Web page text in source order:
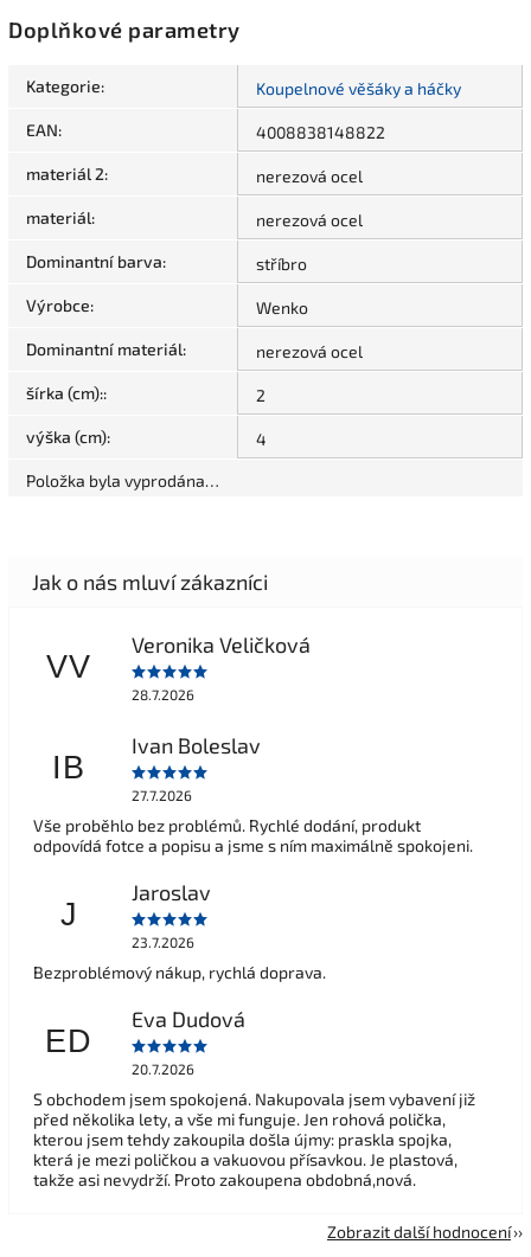
Doplňkové parametry
Kategorie: Koupelnové věšáky a háčky
EAN: 4008838148822
materiál 2: nerezová ocel
materiál: nerezová ocel
Dominantní barva: stříbro
Výrobce: Wenko
Dominantní materiál: nerezová ocel
šírka (cm):: 2
výška (cm): 4
Položka byla vyprodána…
VV
Veronika Veličková
28.7.2026
IB
Ivan Boleslav
27.7.2026
Vše proběhlo bez problémů. Rychlé dodání, produkt
odpovídá fotce a popisu a jsme s ním maximálně spokojeni.
J
Jaroslav
23.7.2026
Bezproblémový nákup, rychlá doprava.
ED
Eva Dudová
20.7.2026
S obchodem jsem spokojená. Nakupovala jsem vybavení již
před několika lety, a vše mi funguje. Jen rohová polička,
kterou jsem tehdy zakoupila došla újmy: praskla spojka,
která je mezi poličkou a vakuovou přísavkou. Je plastová,
takže asi nevydrží. Proto zakoupena obdobná,nová.
Zobrazit další hodnocení